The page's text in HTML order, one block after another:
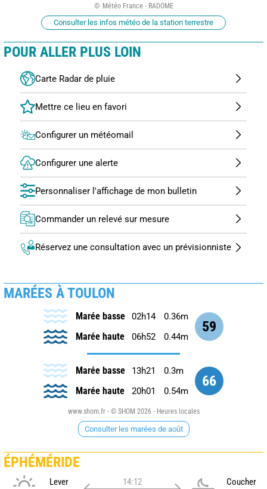
Météo France - RADOME
Consulter les infos météo de la station terrestre
POUR ALLER PLUS LOIN
Carte Radar de pluie
Configurer un météomail
Configurer une alerte
Personnaliser l'affichage de mon bulletin
Commander un relevé sur mesure
Réservez une consultation avec un prévisionniste
MARÉES À TOULON
59
Marée basse 02h14 0.36m
Marée haute 06h52 0.44m
66
Marée basse 13h21 0.3m
Marée haute 20h01 0.54m
www.shom.fr - © SHOM 2026 - Heures locales
Consulter les marées de août
ÉPHÉMÉRIDE
Lever
14:12
Coucher